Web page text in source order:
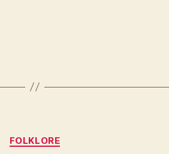
Catégories
FOLKLORE